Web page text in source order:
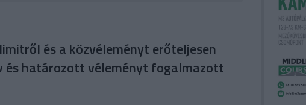
és a közvéleményt erőteljesen
határozott véleményt fogalmazott